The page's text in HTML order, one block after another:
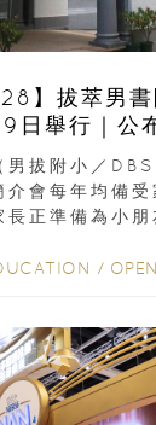
】拔萃男
日舉行｜公
拔附小／
會每年均備
長正準備為小
/ OPEN